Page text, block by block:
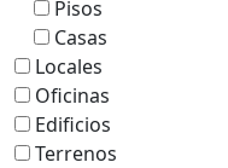
Pisos
Casas
Locales
Oficinas
Edificios
Terrenos